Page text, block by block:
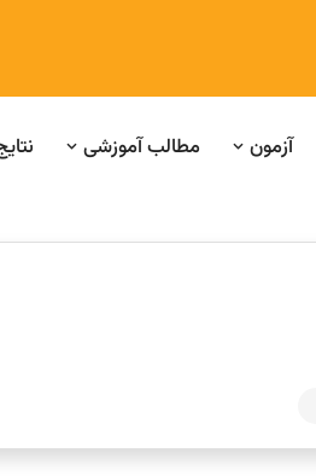
آزمون مطالب آموزشی